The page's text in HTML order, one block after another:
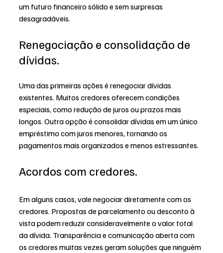
um futuro financeiro sólido e sem surpresas
desagradáveis.
Renegociação e consolidação de
dívidas.
Uma das primeiras ações é renegociar dívidas
existentes. Muitos credores oferecem condições
especiais, como redução de juros ou prazos mais
longos. Outra opção é consolidar dívidas em um único
empréstimo com juros menores, tornando os
pagamentos mais organizados e menos estressantes.
Acordos com credores.
Em alguns casos, vale negociar diretamente com os
credores. Propostas de parcelamento ou desconto à
vista podem reduzir consideravelmente o valor total
da dívida. Transparência e comunicação aberta com
os credores muitas vezes geram soluções que ninguém